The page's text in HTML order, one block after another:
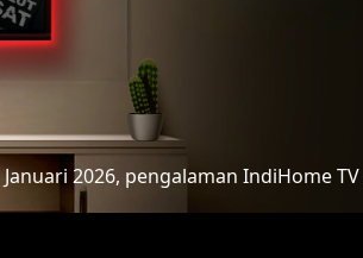
2026, pengalaman IndiHome TV